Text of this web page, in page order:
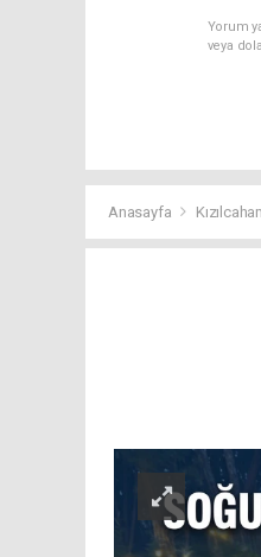
Yorum
veya
Anasayfa